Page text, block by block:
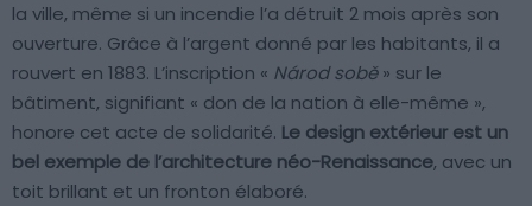
la ville, même si un incendie l’a détruit 2 mois après son
ouverture. Grâce à l’argent donné par les habitants, il a
rouvert en 1883. L’inscription « Národ sobě» sur le
bâtiment, signifiant « don de la nation à elle-même »,
honore cet acte de solidarité. Le design extérieur est un
bel exemple de l’architecture néo-Renaissance, avec un
toit brillant et un fronton élaboré.